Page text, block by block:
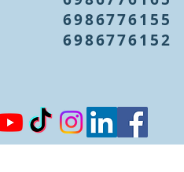
6986776155
6986776152